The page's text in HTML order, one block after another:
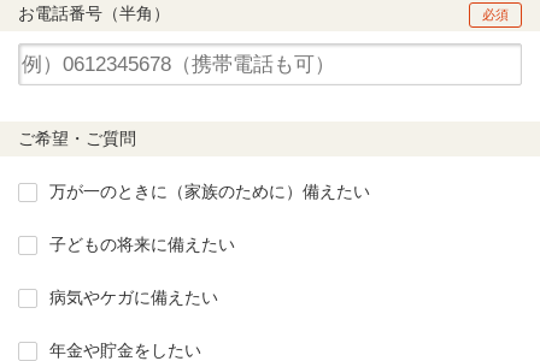
お電話番号（半角） 必須
ご希望・ご質問
万が一のときに（家族のために）備えたい
子どもの将来に備えたい
病気やケガに備えたい
年金や貯金をしたい